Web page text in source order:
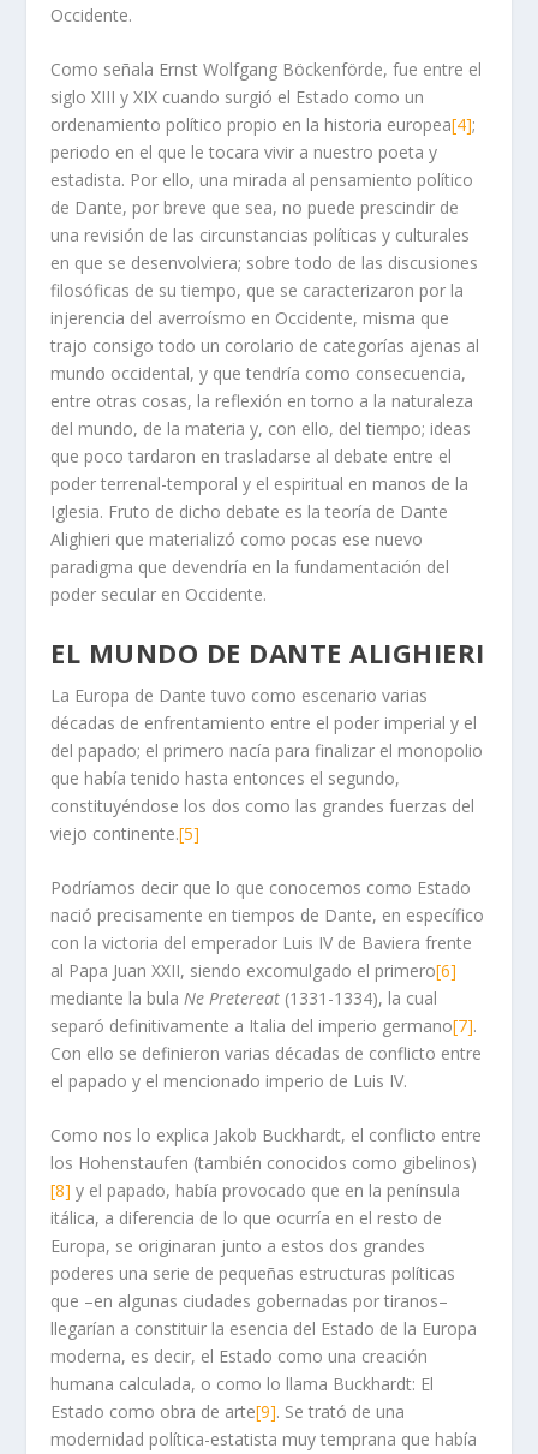
Occidente.
Como señala Ernst Wolfgang Böckenförde, fue entre el
siglo XIII y XIX cuando surgió el Estado como un
ordenamiento político propio en la historia europea[4];
periodo en el que le tocara vivir a nuestro poeta y
estadista. Por ello, una mirada al pensamiento político
de Dante, por breve que sea, no puede prescindir de
una revisión de las circunstancias políticas y culturales
en que se desenvolviera; sobre todo de las discusiones
filosóficas de su tiempo, que se caracterizaron por la
injerencia del averroísmo en Occidente, misma que
trajo consigo todo un corolario de categorías ajenas al
mundo occidental, y que tendría como consecuencia,
entre otras cosas, la reflexión en torno a la naturaleza
del mundo, de la materia y, con ello, del tiempo; ideas
que poco tardaron en trasladarse al debate entre el
poder terrenal-temporal y el espiritual en manos de la
Iglesia. Fruto de dicho debate es la teoría de Dante
Alighieri que materializó como pocas ese nuevo
paradigma que devendría en la fundamentación del
poder secular en Occidente.
EL MUNDO DE DANTE ALIGHIERI
La Europa de Dante tuvo como escenario varias
décadas de enfrentamiento entre el poder imperial y el
del papado; el primero nacía para finalizar el monopolio
que había tenido hasta entonces el segundo,
constituyéndose los dos como las grandes fuerzas del
viejo continente.[5]
Podríamos decir que lo que conocemos como Estado
nació precisamente en tiempos de Dante, en específico
con la victoria del emperador Luis IV de Baviera frente
al Papa Juan XXII, siendo excomulgado el primero[6]
mediante la bulaNe Pretereat (1331-1334), la cual
separó definitivamente a Italia del imperio germano[7].
Con ello se definieron varias décadas de conflicto entre
el papado y el mencionado imperio de Luis IV.
Como nos lo explica Jakob Buckhardt, el conflicto entre
los Hohenstaufen (también conocidos como gibelinos)
[8] y el papado, había provocado que en la península
itálica, a diferencia de lo que ocurría en el resto de
Europa, se originaran junto a estos dos grandes
poderes una serie de pequeñas estructuras políticas
que –en algunas ciudades gobernadas por tiranos–
llegarían a constituir la esencia del Estado de la Europa
moderna, es decir, el Estado como una creación
humana calculada, o como lo llama Buckhardt: El
Estado como obra de arte[9]. Se trató de una
modernidad política-estatista muy temprana que había